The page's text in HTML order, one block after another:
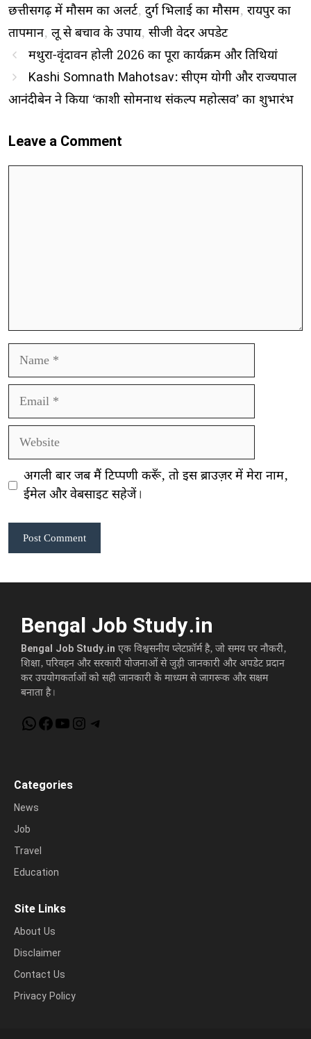
छत्तीसगढ़ में मौसम का अलर्ट, दुर्ग भिलाई का मौसम, रायपुर का
तापमान, लू से बचाव के उपाय, सीजी वेदर अपडेट
मथुरा-वृंदावन होली 2026 का पूरा कार्यक्रम और तिथियां
Kashi Somnath Mahotsav: सीएम योगी और राज्यपाल
आनंदीबेन ने किया ‘काशी सोमनाथ संकल्प महोत्सव’ का शुभारंभ
Leave a Comment
Name
Email
Website
अगली बार जब मैं टिप्पणी करूँ, तो इस ब्राउज़र में मेरा नाम,
ईमेल और वेबसाइट सहेजें।
Bengal Job Study.in
Bengal Job Study.in एक विश्वसनीय प्लेटफ़ॉर्म है, जो समय पर नौकरी,
शिक्षा, परिवहन और सरकारी योजनाओं से जुड़ी जानकारी और अपडेट प्रदान
कर उपयोगकर्ताओं को सही जानकारी के माध्यम से जागरूक और सक्षम
बनाता है।
WhatsApp
Facebook
YouTube
Instagram
Telegram
Categories
News
Job
Travel
Education
Site Links
About Us
Disclaimer
Contact Us
Privacy Policy